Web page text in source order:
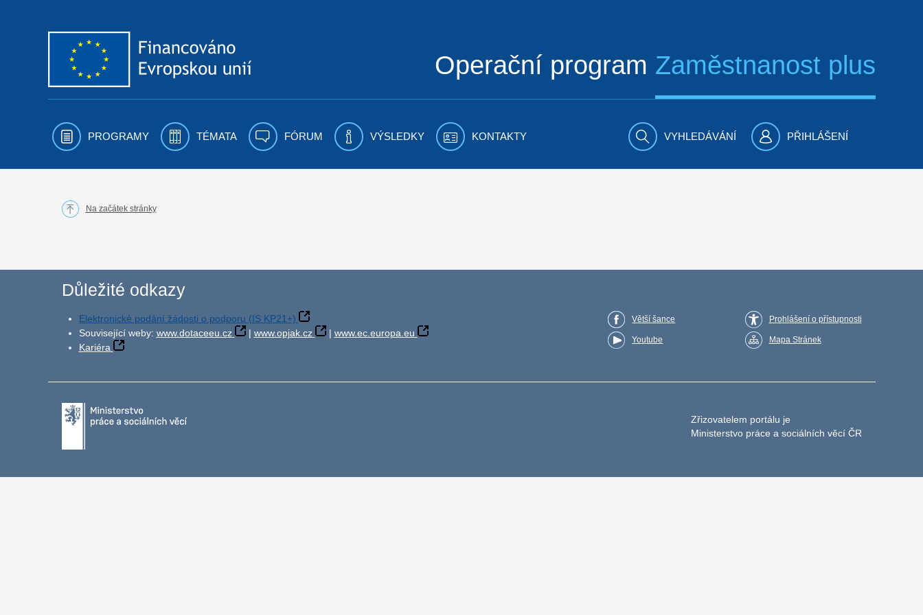
Operační program Zaměstnanost plus
PROGRAMY TÉMATA FÓRUM VÝSLEDKY KONTAKTY VYHLEDÁVÁNÍ PŘIHLÁŠENÍ
Na začátek stránky
Důležité odkazy
Elektronické podání žádosti o podporu (IS KP21+)
Související weby: www.dotaceeu.cz | www.opjak.cz | www.ec.europa.eu
Kariéra
Větší šance
Youtube
Prohlášení o přístupnosti
Mapa Stránek
Zřizovatelem portálu je
Ministerstvo práce a sociálních věcí ČR